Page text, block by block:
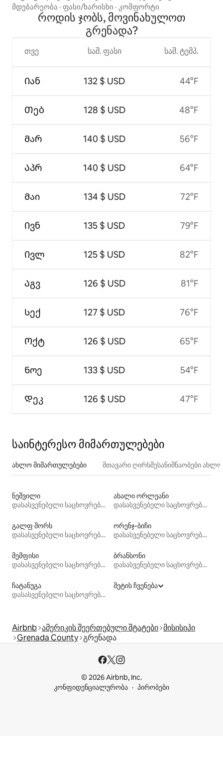
მდებარეობა · ფასი/ხარისხი · კომფორტი
როდის ჯობს, მოვინახულოთ
გრენადა?
თვე
Იან
Თებ
Მარ
Აპრ
Მაი
Ივნ
Ივლ
Აგვ
Სექ
Ოქტ
Ნოე
Დეკ
საშ. ფასი
132 $ USD
128 $ USD
140 $ USD
140 $ USD
134 $ USD
135 $ USD
125 $ USD
126 $ USD
127 $ USD
126 $ USD
133 $ USD
126 $ USD
საშ. ტემპ.
44°F
48°F
56°F
64°F
72°F
79°F
82°F
81°F
76°F
65°F
54°F
47°F
საინტერესო მიმართულებები
ახლო მიმართულებები მთავარი ღირსშესანიშნაობები
ნეშვილი
დასასვენებელი საცხოვრებლები
ახალი ორლეანი
დასასვენებელი საცხოვრებლები
გალფ შორს
დასასვენებელი საცხოვრებლები
ორენჯ‑ბიჩი
დასასვენებელი საცხოვრებლები
მემფისი
დასასვენებელი საცხოვრებლები
ბრანსონი
დასასვენებელი საცხოვრებლები
ჩატანუგა
დასასვენებელი საცხოვრებლები
მეტის ჩვენება
Airbnb ამერიკის შეერთებული შტატები მისისიპი
Grenada County გრენადა
© 2026 Airbnb, Inc.
კონფიდენციალურობა
პირობები